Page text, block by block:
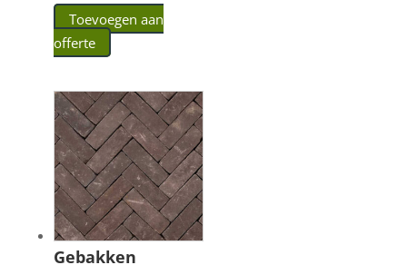
Toevoegen aan
offerte
Gebakken